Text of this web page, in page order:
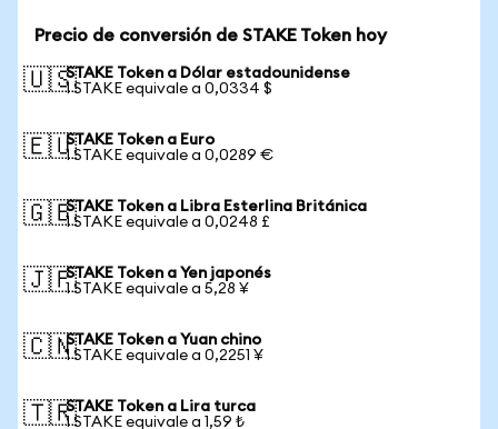
Precio de conversión de STAKE Token hoy
🇺🇸STAKE Token a Dólar estadounidense
1 STAKE equivale a 0,0334 $
🇪🇺STAKE Token a Euro
1 STAKE equivale a 0,0289 €
🇬🇧STAKE Token a Libra Esterlina Británica
1 STAKE equivale a 0,0248 £
🇯🇵STAKE Token a Yen japonés
1 STAKE equivale a 5,28 ¥
🇨🇳STAKE Token a Yuan chino
1 STAKE equivale a 0,2251 ¥
🇹🇷STAKE Token a Lira turca
1 STAKE equivale a 1,59 ₺